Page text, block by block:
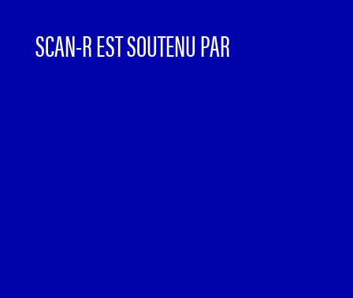
SCAN-R EST SOUTENU PAR